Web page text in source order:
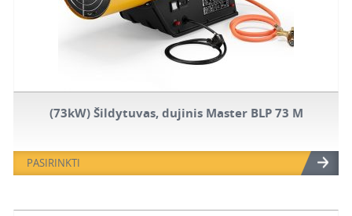
(73kW) Šildytuvas, dujinis Master BLP 73 M
PASIRINKTI